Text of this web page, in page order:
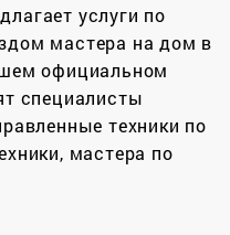
услуги по
мастера на дом в
официальном
специалисты
техники по
мастера по